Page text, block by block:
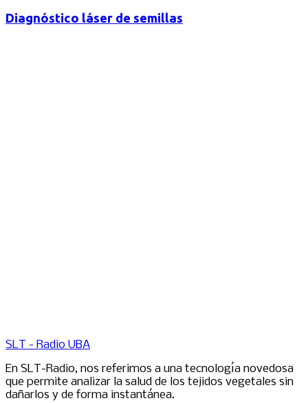
Diagnóstico láser de semillas
SLT - Radio UBA
En SLT-Radio, nos referimos a una tecnología novedosa
que permite analizar la salud de los tejidos vegetales sin
dañarlos y de forma instantánea.